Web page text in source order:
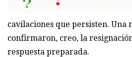
cavilaciones que persisten. Una
confirmaron, creo, la
respuesta preparada.